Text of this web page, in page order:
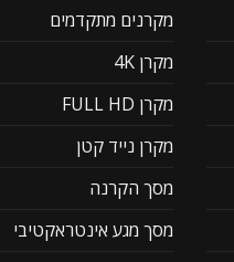
מקרנים מתקדמים
מקרן 4K
מקרן FULL HD
מקרן נייד קטן
מסך הקרנה
מסך מגע אינטראקטיבי